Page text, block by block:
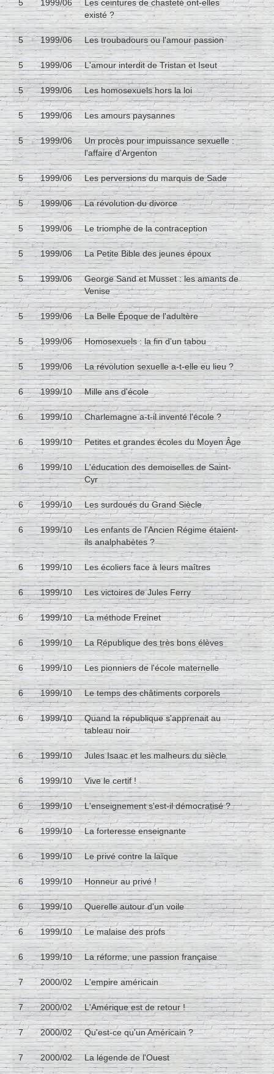
5 1999/06
Les ceintures de chasteté ont-elles
existé ?
5 1999/06 Les troubadours ou l'amour passion
5 1999/06 L'amour interdit de Tristan et Iseut
5 1999/06 Les homosexuels hors la loi
5 1999/06 Les amours paysannes
5 1999/06
Un procès pour impuissance sexuelle :
l'affaire d'Argenton
5 1999/06 Les perversions du marquis de Sade
5 1999/06 La révolution du divorce
5 1999/06 Le triomphe de la contraception
5 1999/06 La Petite Bible des jeunes époux
5 1999/06
George Sand et Musset : les amants de
Venise
5 1999/06 La Belle Époque de l'adultère
5 1999/06 Homosexuels : la fin d'un tabou
5 1999/06 La révolution sexuelle a-t-elle eu lieu ?
6 1999/10 Mille ans d'école
6 1999/10 Charlemagne a-t-il inventé l'école ?
6 1999/10 Petites et grandes écoles du Moyen Âge
6 1999/10
L'éducation des demoiselles de Saint-
Cyr
6 1999/10 Les surdoués du Grand Siècle
6 1999/10
Les enfants de l'Ancien Régime étaient-
ils analphabètes ?
6 1999/10 Les écoliers face à leurs maîtres
6 1999/10 Les victoires de Jules Ferry
6 1999/10 La méthode Freinet
6 1999/10 La République des très bons élèves
6 1999/10 Les pionniers de l'école maternelle
6 1999/10 Le temps des châtiments corporels
6 1999/10
Quand la république s'apprenait au
tableau noir
6 1999/10 Jules Isaac et les malheurs du siècle
6 1999/10 Vive le certif !
6 1999/10 L'enseignement s'est-il démocratisé ?
6 1999/10 La forteresse enseignante
6 1999/10 Le privé contre la laïque
6 1999/10 Honneur au privé !
6 1999/10 Querelle autour d'un voile
6 1999/10 Le malaise des profs
6 1999/10 La réforme, une passion française
7 2000/02 L'empire américain
7 2000/02 L'Amérique est de retour !
7 2000/02 Qu'est-ce qu'un Américain ?
7 2000/02 La légende de l'Ouest